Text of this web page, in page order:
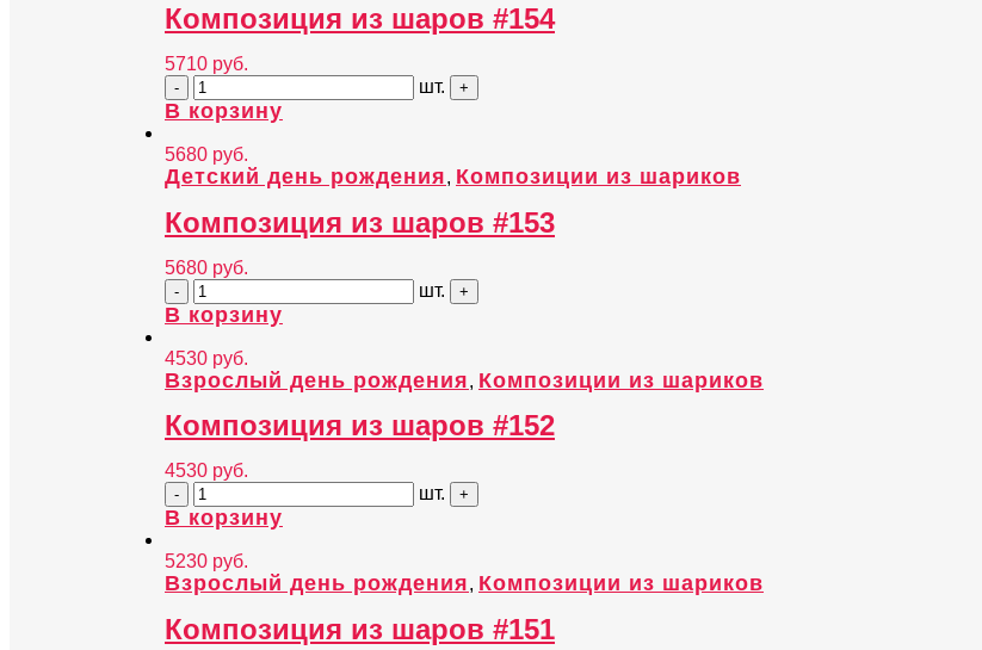
Композиция из шаров #154
5710 руб.
шт.
В корзину
5680 руб.
Детский день рождения, Композиции из шариков
Композиция из шаров #153
5680 руб.
шт.
В корзину
4530 руб.
Взрослый день рождения, Композиции из шариков
Композиция из шаров #152
4530 руб.
шт.
В корзину
5230 руб.
Взрослый день рождения, Композиции из шариков
Композиция из шаров #151